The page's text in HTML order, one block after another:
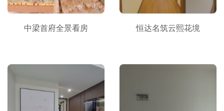
中梁首府全景看房 恒达名筑云熙花境